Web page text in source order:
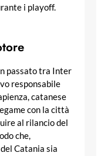
i playoff.
passato tra Inter
responsabile
catanese
con la città
al rilancio del
che,
Catania sia